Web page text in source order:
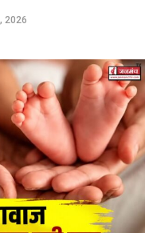
कार्यों को लेकर
किया कि सरकार हर वर्ग
राज्य के सर्वांगीण विकास
2026